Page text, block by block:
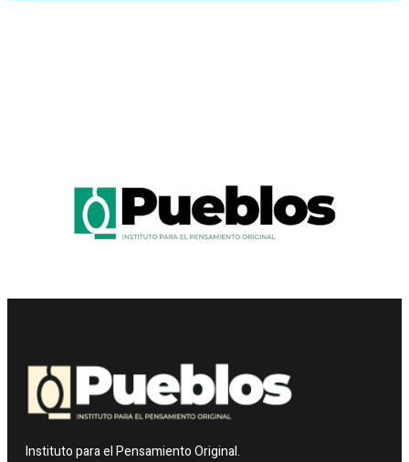
Instituto para el Pensamiento Original.